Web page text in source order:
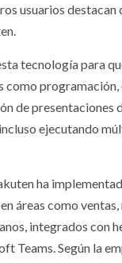
usuarios destacan
tecnología para
como
de presentaciones
ejecutando
ha
áreas como
integrados con
Teams. Según la